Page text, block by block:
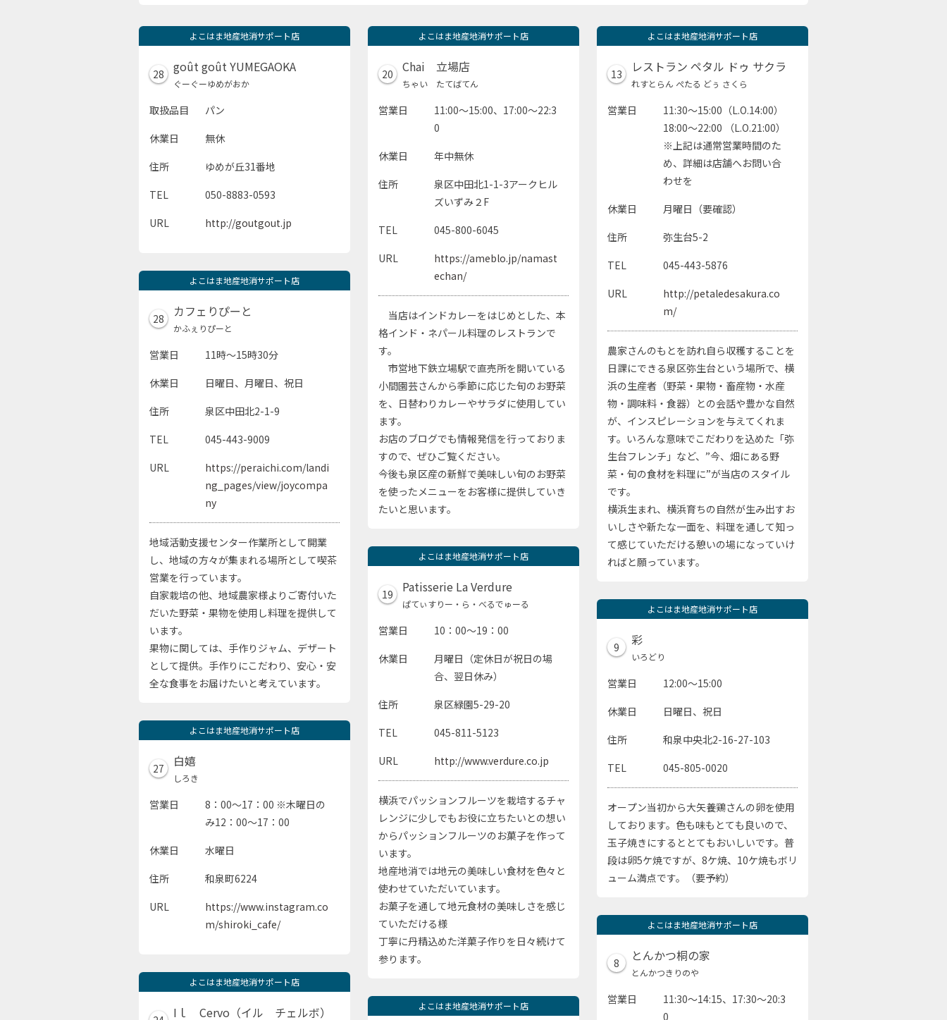
よこはま地産地消サポート店
28 goût goût YUMEGAOKA
ぐーぐーゆめがおか
取扱品目
パン
休業日
無休
住所
ゆめが丘31番地
TEL
050-8883-0593
URL
http://goutgout.jp
よこはま地産地消サポート店
28 カフェりぴーと
かふぇりぴーと
営業日
11時～15時30分
休業日
日曜日、月曜日、祝日
住所
泉区中田北2-1-9
TEL
045-443-9009
URL
https://peraichi.com/landi
ng_pages/view/joycompa
ny
地域活動支援センター作業所として開業
し、地域の方々が集まれる場所として喫茶
営業を行っています。
自家栽培の他、地域農家様よりご寄付いた
だいた野菜・果物を使用し料理を提供して
います。
果物に関しては、手作りジャム、デザート
として提供。手作りにこだわり、安心・安
全な食事をお届けたいと考えています。
よこはま地産地消サポート店
27 白嬉
しろき
営業日
8：00～17：00 ※木曜日の
み12：00～17：00
休業日
水曜日
住所
和泉町6224
URL
https://www.instagram.co
m/shiroki_cafe/
よこはま地産地消サポート店
Iｌ Cervo（イル チェルボ）
よこはま地産地消サポート店
20 Chai 立場店
ちゃい たてばてん
営業日
11:00～15:00、17:00～22:3
0
休業日
年中無休
住所
泉区中田北1-1-3アークヒル
ズいずみ２F
TEL
045-800-6045
URL
https://ameblo.jp/namast
echan/
当店はインドカレーをはじめとした、本
格インド・ネパール料理のレストランで
す。
市営地下鉄立場駅で直売所を開いている
小間園芸さんから季節に応じた旬のお野菜
を、日替わりカレーやサラダに使用してい
ます。
お店のブログでも情報発信を行っておりま
すので、ぜひご覧ください。
今後も泉区産の新鮮で美味しい旬のお野菜
を使ったメニューをお客様に提供していき
たいと思います。
よこはま地産地消サポート店
19 Patisserie La Verdure
ぱてぃすりー・ら・べるでゅーる
営業日
10：00～19：00
休業日
月曜日（定休日が祝日の場
合、翌日休み）
住所
泉区緑園5-29-20
TEL
045-811-5123
URL
http://www.verdure.co.jp
横浜でパッションフルーツを栽培するチャ
レンジに少しでもお役に立ちたいとの想い
からパッションフルーツのお菓子を作って
います。
地産地消では地元の美味しい食材を色々と
使わせていただいています。
お菓子を通して地元食材の美味しさを感じ
ていただける様
丁寧に丹精込めた洋菓子作りを日々続けて
参ります。
よこはま地産地消サポート店
よこはま地産地消サポート店
13 レストラン ペタル ドゥ サクラ
れすとらん ぺたる どぅ さくら
営業日
11:30～15:00（L.O.14:00）
18:00～22:00 （L.O.21:00）
※上記は通常営業時間のた
め、詳細は店舗へお問い合
わせを
休業日
月曜日（要確認）
住所
弥生台5-2
TEL
045-443-5876
URL
http://petaledesakura.co
m/
農家さんのもとを訪れ自ら収穫することを
日課にできる泉区弥生台という場所で、横
浜の生産者（野菜・果物・畜産物・水産
物・調味料・食器）との会話や豊かな自然
が、インスピレーションを与えてくれま
す。いろんな意味でこだわりを込めた「弥
生台フレンチ」など、”今、畑にある野
菜・旬の食材を料理に”が当店のスタイル
です。
横浜生まれ、横浜育ちの自然が生み出すお
いしさや新たな一面を、料理を通して知っ
て感じていただける憩いの場になっていけ
ればと願っています。
よこはま地産地消サポート店
9 彩
いろどり
営業日
12:00～15:00
休業日
日曜日、祝日
住所
和泉中央北2-16-27-103
TEL
045-805-0020
オープン当初から大矢養鶏さんの卵を使用
しております。色も味もとても良いので、
玉子焼きにするととてもおいしいです。普
段は卵5ケ焼ですが、8ケ焼、10ケ焼もボリ
ューム満点です。（要予約）
よこはま地産地消サポート店
8 とんかつ桐の家
とんかつきりのや
営業日
11:30～14:15、17:30～20:3
0